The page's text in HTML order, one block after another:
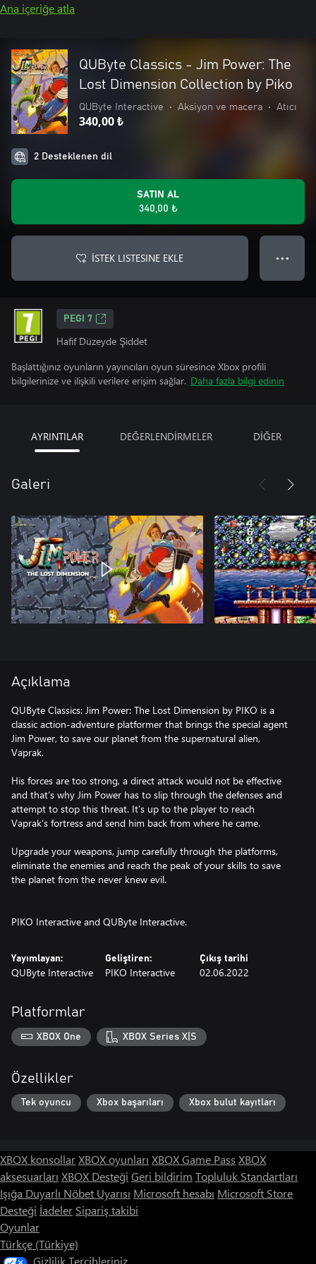
Ana içeriğe atla
QUByte Classics - Jim Power: The
Lost Dimension Collection by Piko
QUByte Interactive • Aksiyon ve macera • Atıcı
340,00 ₺
2 Desteklenen dil
SATIN AL
340,00 ₺
İSTEK LISTESINE EKLE ● ● ●
PEGI 7
Hafif Düzeyde Şiddet
Başlattığınız oyunların yayıncıları oyun süresince Xbox profili
bilgilerinize ve ilişkili verilere erişim sağlar. Daha fazla bilgi edinin
AYRINTILAR DEĞERLENDİRMELER DİĞER
Galeri
Açıklama
QUByte Classics: Jim Power: The Lost Dimension by PIKO is a
classic action-adventure platformer that brings the special agent
Jim Power, to save our planet from the supernatural alien,
Vaprak.
His forces are too strong, a direct attack would not be effective
and that’s why Jim Power has to slip through the defenses and
attempt to stop this threat. It’s up to the player to reach
Vaprak’s fortress and send him back from where he came.
Upgrade your weapons, jump carefully through the platforms,
eliminate the enemies and reach the peak of your skills to save
the planet from the never knew evil.
PIKO Interactive and QUByte Interactive.
Yayımlayan:
QUByte Interactive
Geliştiren:
PIKO Interactive
Çıkış tarihi
02.06.2022
Platformlar
XBOX One XBOX Series X|S
Özellikler
Tek oyuncu Xbox başarıları Xbox bulut kayıtları
XBOX konsollarXBOX oyunları XBOX Game Pass XBOX
aksesuarları XBOX Desteği Geri bildirim Topluluk Standartları
Işığa Duyarlı Nöbet Uyarısı Microsoft hesabı Microsoft Store
Desteği İadeler Sipariş takibi
Oyunlar
Türkçe (Türkiye)
Gizlilik Tercihleriniz